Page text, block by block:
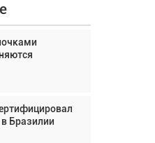
Бразилии
тандем
в
Дэйв
говорит сама
портит»